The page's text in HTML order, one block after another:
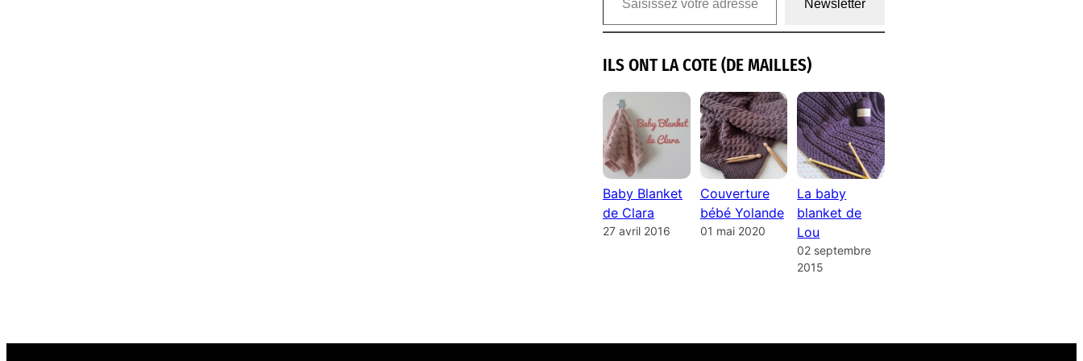
Newsletter
ILS ONT LA COTE (DE MAILLES)
Baby Blanket
de Clara
27 avril 2016
Couverture
bébé Yolande
01 mai 2020
La baby
blanket de
Lou
02 septembre
2015